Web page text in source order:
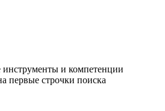
и компетенции
первые строчки поиска